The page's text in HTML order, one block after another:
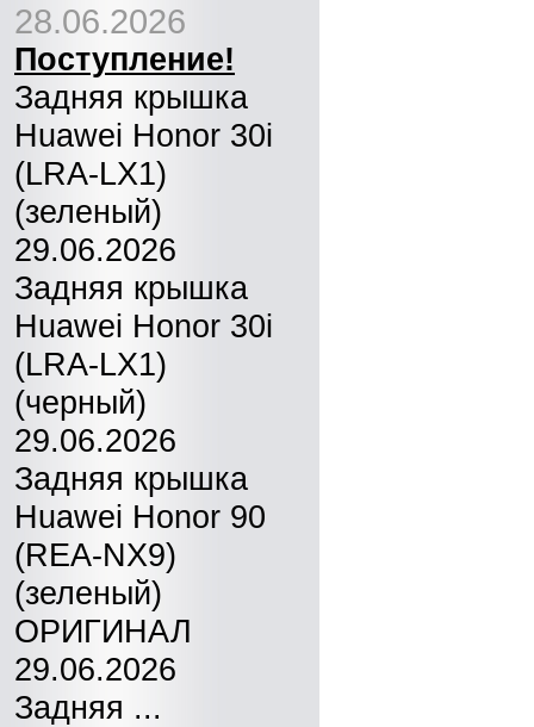
28.06.2026
Поступление!
Задняя крышка
Huawei Honor 30i
(LRA-LX1)
(зеленый)
29.06.2026
Задняя крышка
Huawei Honor 30i
(LRA-LX1)
(черный)
29.06.2026
Задняя крышка
Huawei Honor 90
(REA-NX9)
(зеленый)
ОРИГИНАЛ
29.06.2026
Задняя ...